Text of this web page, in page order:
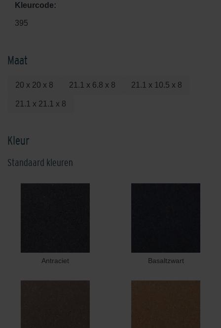
Kleurcode:
395
Maat
20 x 20 x 8 21.1 x 6.8 x 8 21.1 x 10.5 x 8
21.1 x 21.1 x 8
Kleur
Standaard kleuren
Antraciet Basaltzwart